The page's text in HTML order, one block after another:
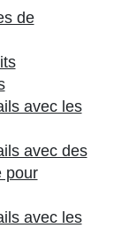
de
avec les
avec des
pour
avec les